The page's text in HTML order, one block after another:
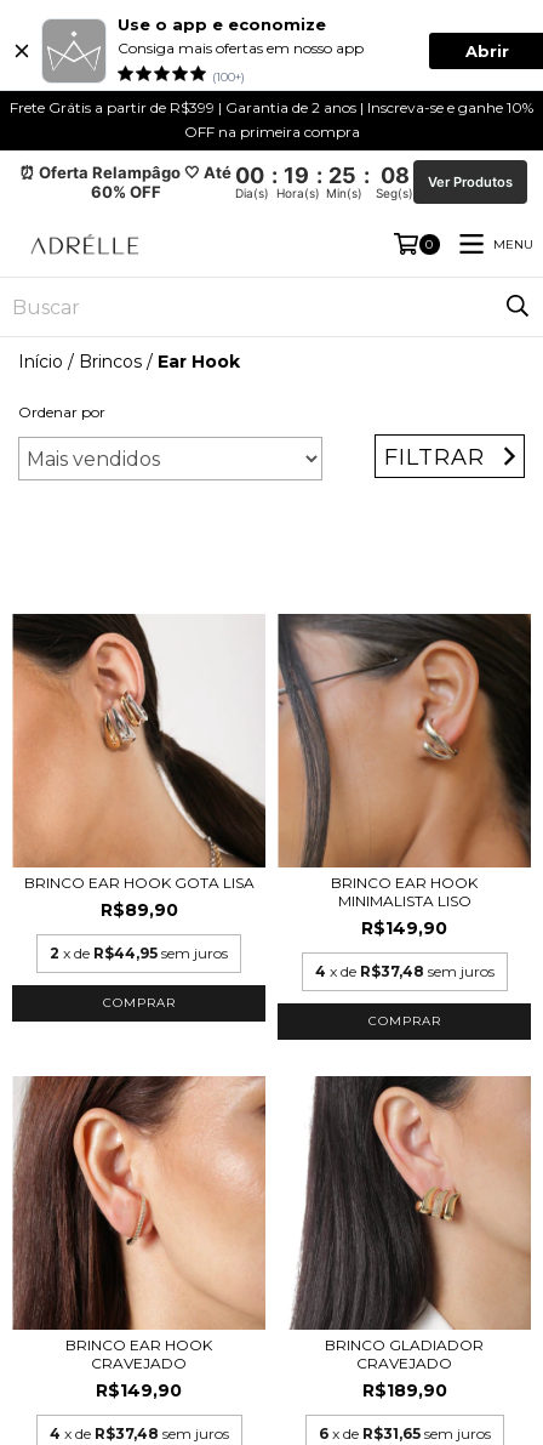
Use o app e economize
Consiga mais ofertas em nosso app
(100+)
Abrir
Frete Grátis a partir de R$399 | Garantia de 2 anos | Inscreva-se e ganhe 10%
OFF na primeira compra
⏰ Oferta Relampâgo 🤍 Até
60% OFF
00 : 19 : 25 : 08
Dia(s) Hora(s) Min(s) Seg(s)
Ver Produtos
0 MENU
Início / Brincos / Ear Hook
Ordenar por
FILTRAR
BRINCO EAR HOOK GOTA LISA
R$89,90
2 x de R$44,95 sem juros
COMPRAR
BRINCO EAR HOOK
MINIMALISTA LISO
R$149,90
4 x de R$37,48 sem juros
COMPRAR
BRINCO EAR HOOK
CRAVEJADO
R$149,90
4 x de R$37,48 sem juros
BRINCO GLADIADOR
CRAVEJADO
R$189,90
6 x de R$31,65 sem juros